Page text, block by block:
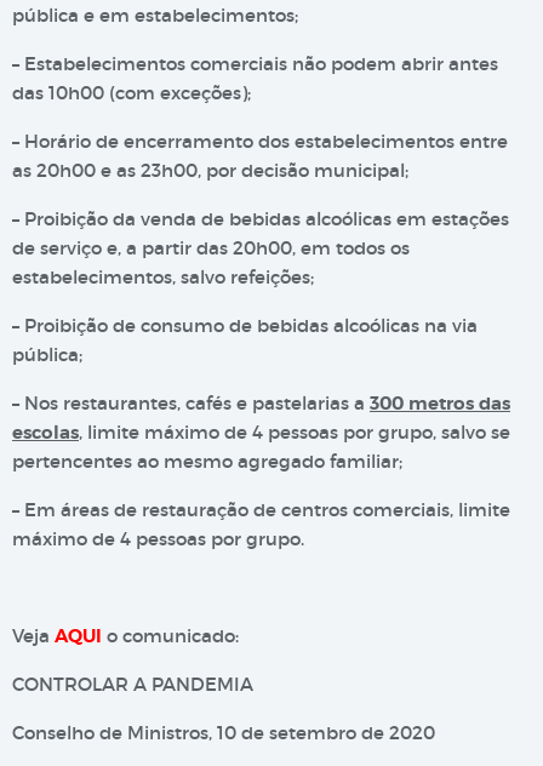
pública e em estabelecimentos;
– Estabelecimentos comerciais não podem abrir antes
das 10h00 (com exceções);
– Horário de encerramento dos estabelecimentos entre
as 20h00 e as 23h00, por decisão municipal;
– Proibição da venda de bebidas alcoólicas em estações
de serviço e, a partir das 20h00, em todos os
estabelecimentos, salvo refeições;
– Proibição de consumo de bebidas alcoólicas na via
pública;
– Nos restaurantes, cafés e pastelarias a 300 metros das
escolas, limite máximo de 4 pessoas por grupo, salvo se
pertencentes ao mesmo agregado familiar;
– Em áreas de restauração de centros comerciais, limite
máximo de 4 pessoas por grupo.
Veja AQUI o comunicado:
CONTROLAR A PANDEMIA
Conselho de Ministros, 10 de setembro de 2020